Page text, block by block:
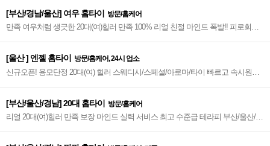
[부산/경남/울산] 여우 홈타이
방문/홈케어
만족 여우처럼 생긋한 20대(여)힐러 만족 100% 리얼 친절 마인드 폭발!! 피로회복
[울산 ] 엔젤 홈타이
방문/홈케어, 24시 업소
신규오픈! 용모단정 20대(여) 힐러 스웨디시/스페셜/아로마/타이 빠르고 속시원한
[부산/울산/경남] 20대 홈타이 방문/홈케어
리얼 20대(여)힐러 만족 보장 마인드 실력 서비스 최고 수준급 테라피 부산/울산/경